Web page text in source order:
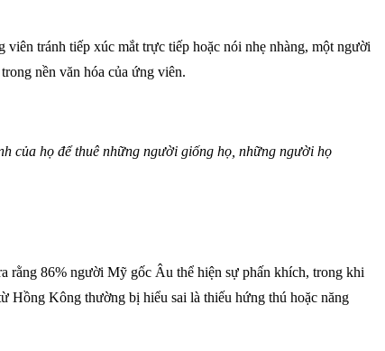
viên tránh tiếp xúc mắt trực tiếp hoặc nói nhẹ nhàng, một người
nền văn hóa của ứng viên.
của họ để thuê những người giống họ, những người họ
rằng 86% người Mỹ gốc Âu thể hiện sự phấn khích, trong khi
Hồng Kông thường bị hiểu sai là thiếu hứng thú hoặc năng